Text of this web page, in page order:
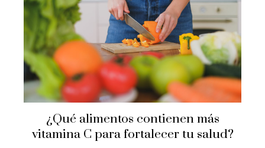
¿Qué alimentos contienen más
vitamina C para fortalecer tu salud?